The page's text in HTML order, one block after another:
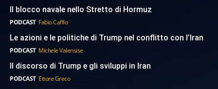
Il blocco navale nello Stretto di Hormuz
PODCAST Fabio Caffio
Le azioni e le politiche di Trump nel conflitto con l’Iran
PODCAST Michele Valensise
Il discorso di Trump e gli sviluppi in Iran
PODCAST Ettore Greco